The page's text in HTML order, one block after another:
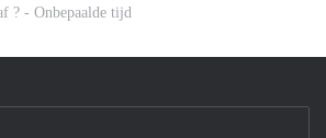
? - Onbepaalde tijd